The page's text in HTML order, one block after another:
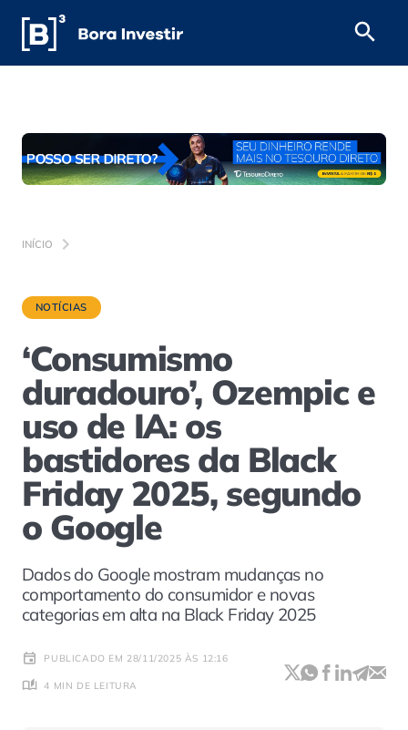
INÍCIO
NOTÍCIAS
‘Consumismo
duradouro’, Ozempic e
uso de IA: os
bastidores da Black
Friday 2025, segundo
o Google
Dados do Google mostram mudanças no
comportamento do consumidor e novas
categorias em alta na Black Friday 2025
PUBLICADO EM 28/11/2025 ÀS 12:16
4 MIN DE LEITURA